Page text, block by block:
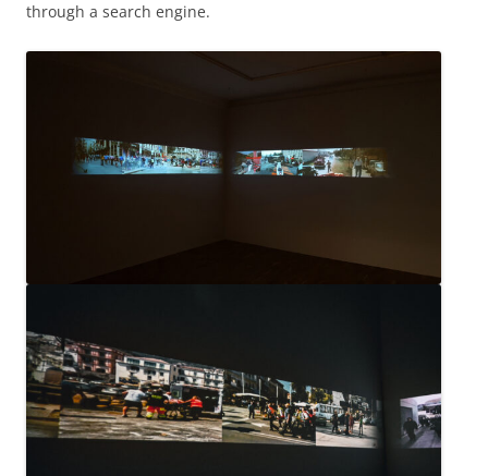
through a search engine.